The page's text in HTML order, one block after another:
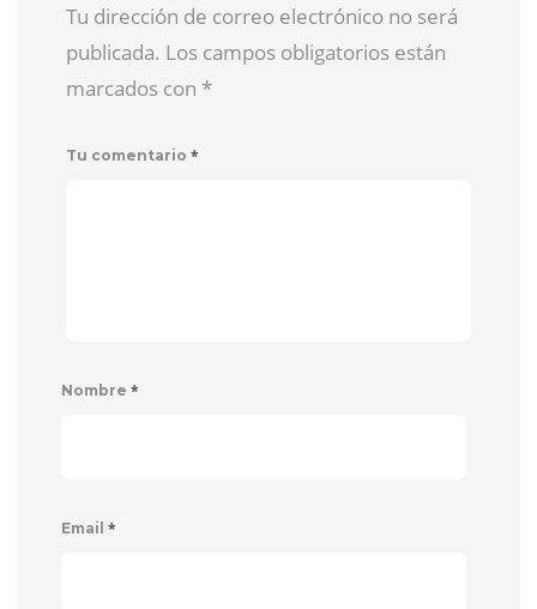
Tu dirección de correo electrónico no será
publicada. Los campos obligatorios están
marcados con *
Tu comentario *
Nombre *
Email *